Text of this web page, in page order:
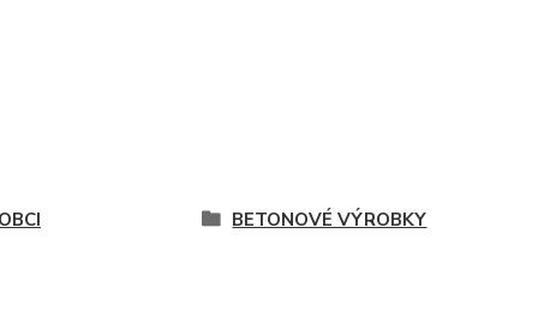
BETONOVÉ VÝROBKY